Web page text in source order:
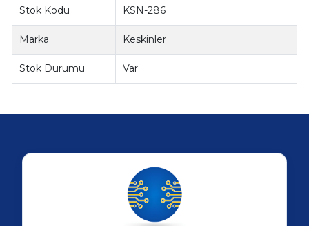
Stok Kodu KSN-286
Marka Keskinler
Stok Durumu Var